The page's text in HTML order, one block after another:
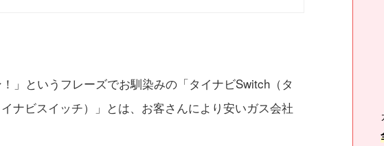
」というフレーズでお馴染みの「タイナビSwitch（タ
ナビスイッチ）」とは、お客さんにより安いガス会社